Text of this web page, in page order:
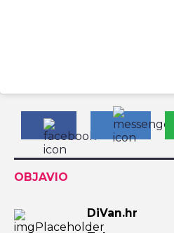
OBJAVIO
DiVan.hr